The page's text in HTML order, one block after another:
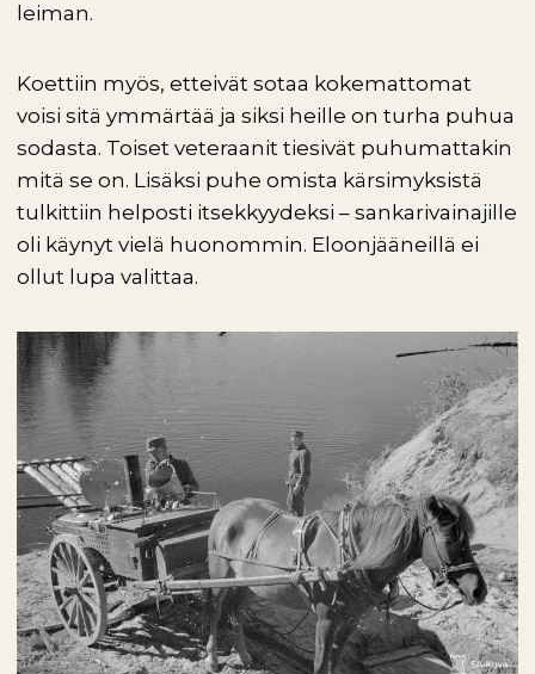
leiman.
Koettiin myös, etteivät sotaa kokemattomat
voisi sitä ymmärtää ja siksi heille on turha puhua
sodasta. Toiset veteraanit tiesivät puhumattakin
mitä se on. Lisäksi puhe omista kärsimyksistä
tulkittiin helposti itsekkyydeksi – sankarivainajille
oli käynyt vielä huonommin. Eloonjääneillä ei
ollut lupa valittaa.